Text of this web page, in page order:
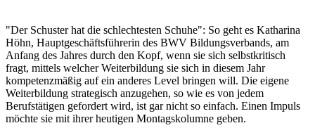
"Der Schuster hat die schlechtesten Schuhe": So geht es Katharina
Höhn, Hauptgeschäftsführerin des BWV Bildungsverbands, am
Anfang des Jahres durch den Kopf, wenn sie sich selbstkritisch
fragt, mittels welcher Weiterbildung sie sich in diesem Jahr
kompetenzmäßig auf ein anderes Level bringen will. Die eigene
Weiterbildung strategisch anzugehen, so wie es von jedem
Berufstätigen gefordert wird, ist gar nicht so einfach. Einen Impuls
möchte sie mit ihrer heutigen Montagskolumne geben.